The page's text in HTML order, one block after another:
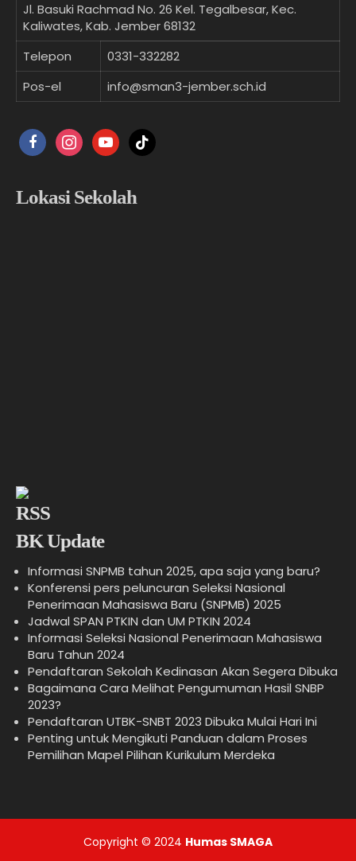
Jl. Basuki Rachmad No. 26 Kel. Tegalbesar, Kec.
Kaliwates, Kab. Jember 68132
Telepon
0331-332282
Pos-el
info@sman3-jember.sch.id
facebookinstagramyoutubetiktok
Lokasi Sekolah
BK Update
Informasi SNPMB tahun 2025, apa saja yang baru?
Konferensi pers peluncuran Seleksi Nasional
Penerimaan Mahasiswa Baru (SNPMB) 2025
Jadwal SPAN PTKIN dan UM PTKIN 2024
Informasi Seleksi Nasional Penerimaan Mahasiswa
Baru Tahun 2024
Pendaftaran Sekolah Kedinasan Akan Segera Dibuka
Bagaimana Cara Melihat Pengumuman Hasil SNBP
2023?
Pendaftaran UTBK-SNBT 2023 Dibuka Mulai Hari Ini
Penting untuk Mengikuti Panduan dalam Proses
Pemilihan Mapel Pilihan Kurikulum Merdeka
Copyright © 2024 Humas SMAGA